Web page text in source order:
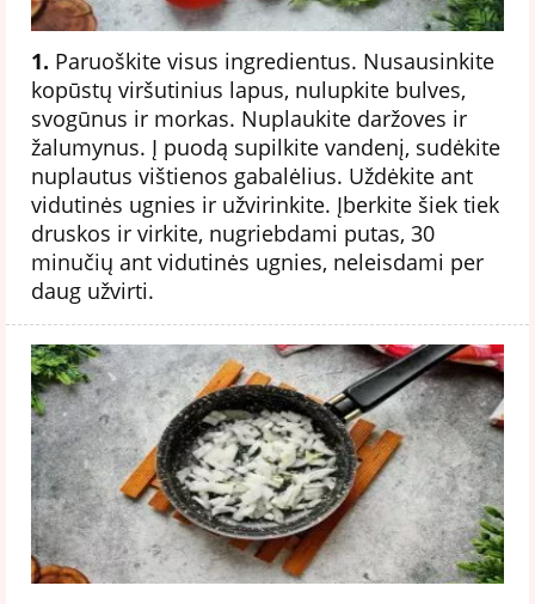
1. Paruoškite visus ingredientus. Nusausinkite
kopūstų viršutinius lapus, nulupkite bulves,
svogūnus ir morkas. Nuplaukite daržoves ir
žalumynus. Į puodą supilkite vandenį, sudėkite
nuplautus vištienos gabalėlius. Uždėkite ant
vidutinės ugnies ir užvirinkite. Įberkite šiek tiek
druskos ir virkite, nugriebdami putas, 30
minučių ant vidutinės ugnies, neleisdami per
daug užvirti.